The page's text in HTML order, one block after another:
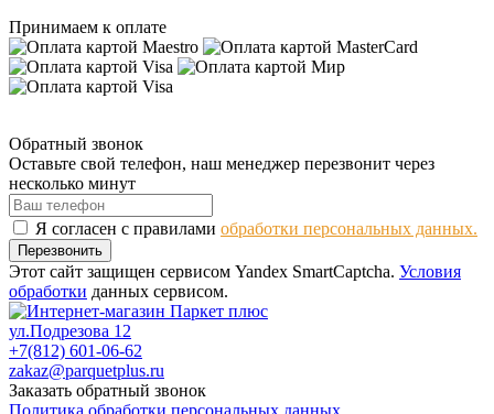
Принимаем к оплате
Обратный звонок
Оставьте свой телефон, наш менеджер перезвонит через
несколько минут
Я согласен с правилами обработки персональных данных.
Перезвонить
Этот сайт защищен сервисом Yandex SmartCaptcha. Условия
обработки данных сервисом.
ул.Подрезова 12
+7(812) 601-06-62
zakaz@parquetplus.ru
Заказать обратный звонок
Политика обработки персональных данных